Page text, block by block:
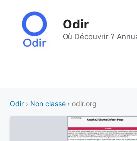
contenu
Odir
Où Découvrir ?
Odir › Non classé › odir.org